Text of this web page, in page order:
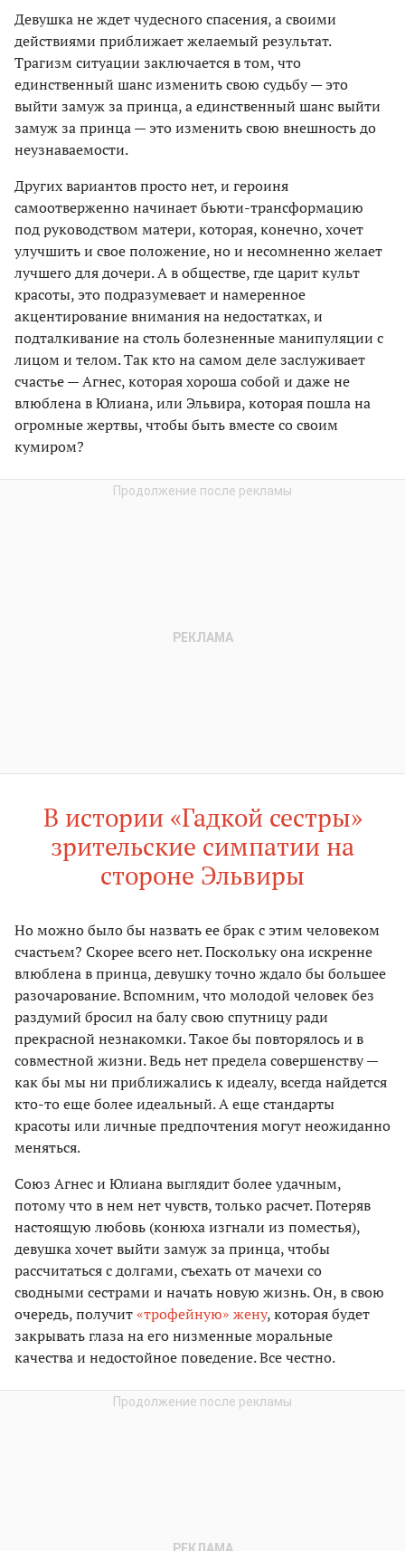
Девушка не ждет чудесного спасения, а своими
действиями приближает желаемый результат.
Трагизм ситуации заключается в том, что
единственный шанс изменить свою судьбу — это
выйти замуж за принца, а единственный шанс выйти
замуж за принца — это изменить свою внешность до
неузнаваемости.
Других вариантов просто нет, и героиня
самоотверженно начинает бьюти-трансформацию
под руководством матери, которая, конечно, хочет
улучшить и свое положение, но и несомненно желает
лучшего для дочери. А в обществе, где царит культ
красоты, это подразумевает и намеренное
акцентирование внимания на недостатках, и
подталкивание на столь болезненные манипуляции с
лицом и телом. Так кто на самом деле заслуживает
счастье — Агнес, которая хороша собой и даже не
влюблена в Юлиана, или Эльвира, которая пошла на
огромные жертвы, чтобы быть вместе со своим
кумиром?
В истории «Гадкой сестры»
зрительские симпатии на
стороне Эльвиры
Но можно было бы назвать ее брак с этим человеком
счастьем? Скорее всего нет. Поскольку она искренне
влюблена в принца, девушку точно ждало бы большее
разочарование. Вспомним, что молодой человек без
раздумий бросил на балу свою спутницу ради
прекрасной незнакомки. Такое бы повторялось и в
совместной жизни. Ведь нет предела совершенству —
как бы мы ни приближались к идеалу, всегда найдется
кто-то еще более идеальный. А еще стандарты
красоты или личные предпочтения могут неожиданно
меняться.
Союз Агнес и Юлиана выглядит более удачным,
потому что в нем нет чувств, только расчет. Потеряв
настоящую любовь (конюха изгнали из поместья),
девушка хочет выйти замуж за принца, чтобы
рассчитаться с долгами, съехать от мачехи со
сводными сестрами и начать новую жизнь. Он, в свою
очередь, получит«трофейную» жену, которая будет
закрывать глаза на его низменные моральные
качества и недостойное поведение. Все честно.